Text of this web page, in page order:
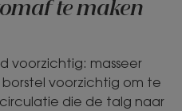
te maken
voorzichtig: masseer
voorzichtig om te
die de talg naar